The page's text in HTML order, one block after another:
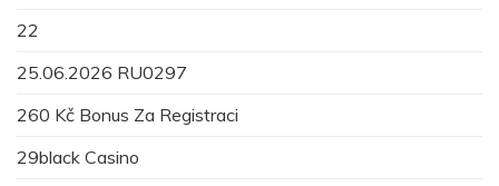
22
25.06.2026 RU0297
260 Kč Bonus Za Registraci
29black Casino